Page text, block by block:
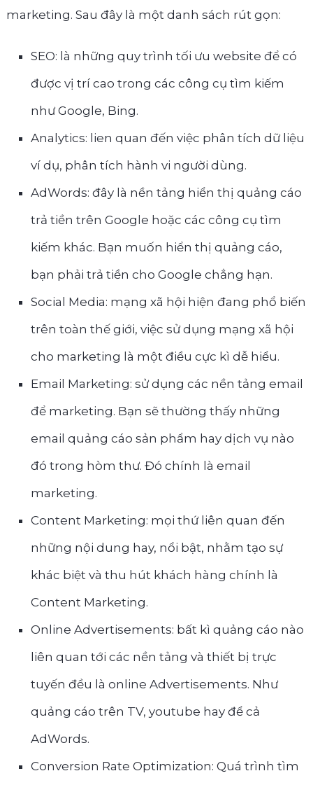
marketing. Sau đây là một danh sách rút gọn:
SEO: là những quy trình tối ưu website để có
được vị trí cao trong các công cụ tìm kiếm
như Google, Bing.
Analytics: lien quan đến việc phân tích dữ liệu
ví dụ, phân tích hành vi người dùng.
AdWords: đây là nền tảng hiển thị quảng cáo
trả tiền trên Google hoặc các công cụ tìm
kiếm khác. Bạn muốn hiển thị quảng cáo,
bạn phải trả tiền cho Google chẳng hạn.
Social Media: mạng xã hội hiện đang phổ biến
trên toàn thế giới, việc sử dụng mạng xã hội
cho marketing là một điều cực kì dễ hiểu.
Email Marketing: sử dụng các nền tảng email
để marketing. Bạn sẽ thường thấy những
email quảng cáo sản phẩm hay dịch vụ nào
đó trong hòm thư. Đó chính là email
marketing.
Content Marketing: mọi thứ liên quan đến
những nội dung hay, nổi bật, nhằm tạo sự
khác biệt và thu hút khách hàng chính là
Content Marketing.
Online Advertisements: bất kì quảng cáo nào
liên quan tới các nền tảng và thiết bị trực
tuyến đều là online Advertisements. Như
quảng cáo trên TV, youtube hay để cả
AdWords.
Conversion Rate Optimization: Quá trình tìm